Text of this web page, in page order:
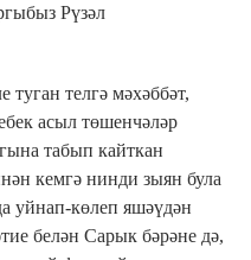
Рүзәл
туган телгә мәхәббәт,
асыл төшенчәләр
табып кайткан
кемгә нинди зыян була
уйнап-көлеп яшәүдән
белән Сарык бәрәне дә,